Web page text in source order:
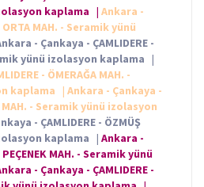
kaplama | Ankara -
ORTA MAH. - Seramik yünü
- Çankaya - ÇAMLIDERE -
yünü izolasyon kaplama |
- ÖMERAĞA MAH. -
kaplama
| Ankara - Çankaya -
MAH. - Seramik yünü izolasyon
- ÇAMLIDERE - ÖZMÜŞ
kaplama | Ankara -
MAH. - Seramik yünü
- Çankaya - ÇAMLIDERE -